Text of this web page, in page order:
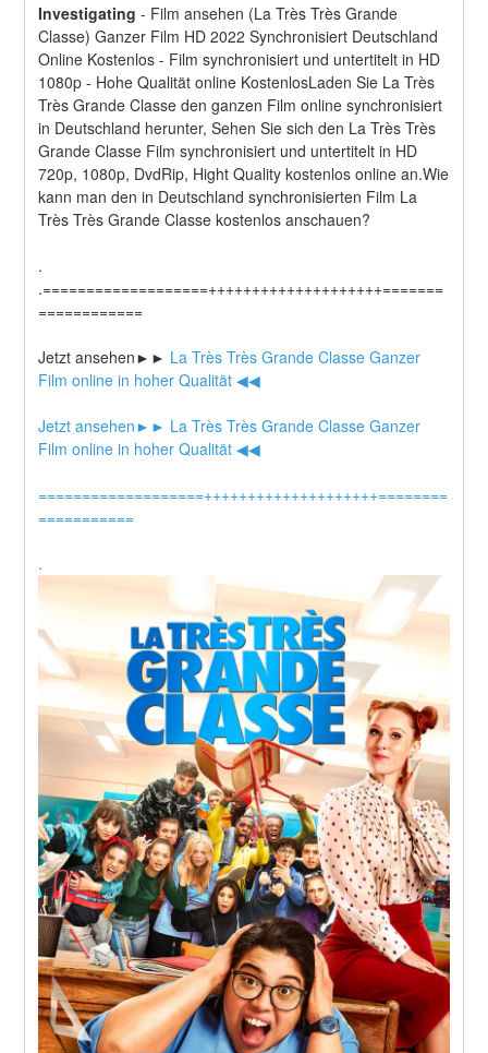
Investigating - Film ansehen (La Très Très Grande
Classe) Ganzer Film HD 2022 Synchronisiert Deutschland
Online Kostenlos - Film synchronisiert und untertitelt in HD
1080p - Hohe Qualität online KostenlosLaden Sie La Très
Très Grande Classe den ganzen Film online synchronisiert
in Deutschland herunter, Sehen Sie sich den La Très Très
Grande Classe Film synchronisiert und untertitelt in HD
720p, 1080p, DvdRip, Hight Quality kostenlos online an.Wie
kann man den in Deutschland synchronisierten Film La
Très Très Grande Classe kostenlos anschauen?
.
.===================++++++++++++++++++++=======
============
Jetzt ansehen►► La Très Très Grande Classe Ganzer
Film online in hoher Qualität ◀◀
Jetzt ansehen►► La Très Très Grande Classe Ganzer
Film online in hoher Qualität ◀◀
===================++++++++++++++++++++========
===========
.